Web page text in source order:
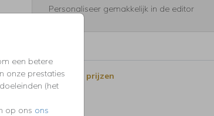
een betere
onze prestaties
(het
op ons ons
Personaliseer gemakkelijk in de editor
Formaten en prijzen